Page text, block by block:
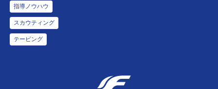
指導ノウハウ
スカウティング
テーピング